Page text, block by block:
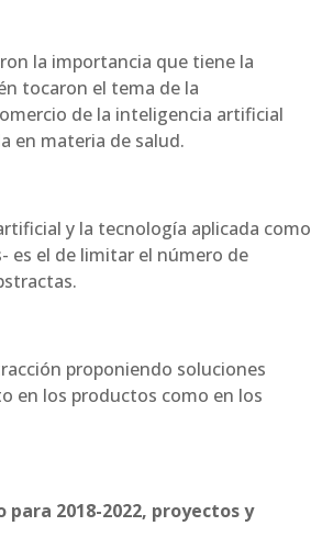
la importancia que tiene la
tocaron el tema de la
de la inteligencia artificial
en materia de salud.
y la tecnología aplicada como
es el de limitar el número de
proponiendo soluciones
en los productos como en los
2018-2022, proyectos y